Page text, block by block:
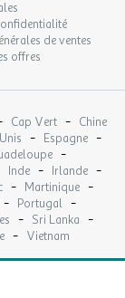
en soirée en
saison.
sur les plages de
des Halles.
17/09/2026
Retour le
19/09/2026
Retour le
20/09/2026
Retour le
de ventes
offres
Cap Vert - Chine
- Espagne -
-
Inde - Irlande -
- Martinique -
- Portugal -
- Sri Lanka -
- Vietnam